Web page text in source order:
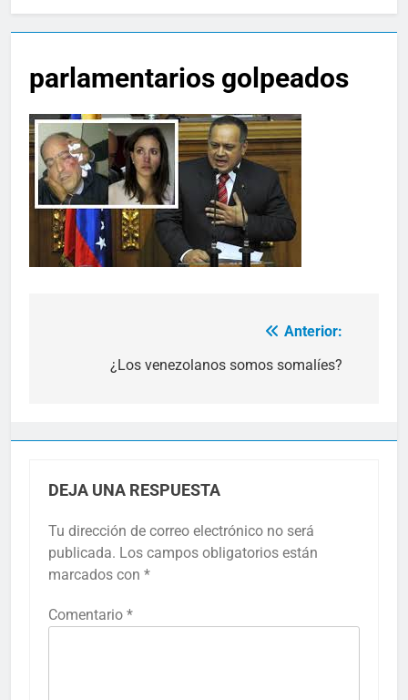
parlamentarios golpeados
Anterior:
¿Los venezolanos somos somalíes?
DEJA UNA RESPUESTA
Tu dirección de correo electrónico no será
publicada. Los campos obligatorios están
marcados con *
Comentario *